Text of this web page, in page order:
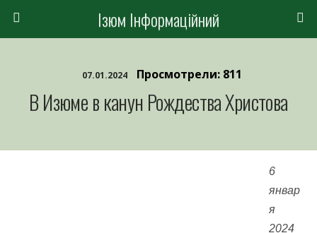
Ізюм Інформаційний
07.01.2024 Просмотрели: 811
В Изюме в канун Рождества Христова
6
январ
я
2024